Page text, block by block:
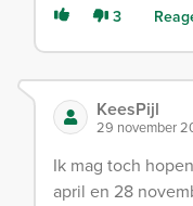
3
KeesPijl
29 november
Ik mag toch
april en 28